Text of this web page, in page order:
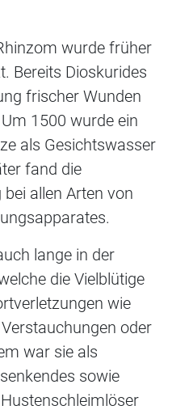
wurde früher
Bereits Dioskurides
frischer Wunden
1500 wurde ein
als Gesichtswasser
fand die
allen Arten von
lange in der
die Vielblütige
wie
oder
war sie als
sowie